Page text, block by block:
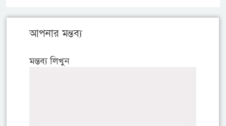
আপনার মন্তব্য
মন্তব্য লিখুন